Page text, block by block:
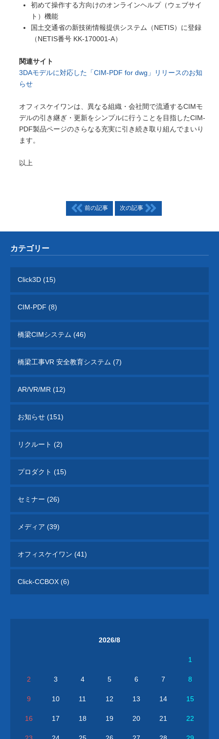
初めて操作する方向けのオンラインヘルプ（ウェブサイ
ト）機能
国土交通省の新技術情報提供システム（NETIS）に登録
（NETIS番号 KK-170001-A）
関連サイト
3DAモデルに対応した「CIM-PDF for dwg」リリースのお知
らせ
オフィスケイワンは、異なる組織・会社間で流通するCIMモ
デルの引き継ぎ・更新をシンプルに行うことを目指したCIM-
PDF製品ページのさらなる充実に引き続き取り組んでまいり
ます。
以上
前の記事 次の記事
カテゴリー
Click3D (15)
CIM-PDF (8)
橋梁CIMシステム (46)
橋梁工事VR 安全教育システム (7)
AR/VR/MR (12)
お知らせ (151)
リクルート (2)
プロダクト (15)
セミナー (26)
メディア (39)
オフィスケイワン (41)
Click-CCBOX (6)
2026/8
1
2 3 4 5 6 7 8
9 10 11 12 13 14 15
16 17 18 19 20 21 22